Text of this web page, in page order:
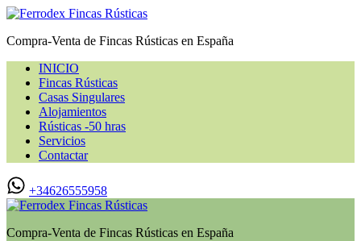
Compra-Venta de Fincas Rústicas en España
INICIO
Fincas Rústicas
Casas Singulares
Alojamientos
Rústicas -50 hras
Servicios
Contactar
+34626555958
Compra-Venta de Fincas Rústicas en España